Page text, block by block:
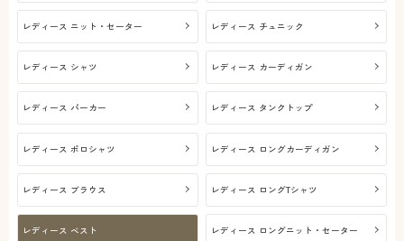
サポート
ご利用ガイド
よくある質問とお問い合わせ
秋 冬
価格
閉じる
レディース ニット・セーター レディース チュニック
レディース シャツ レディース カーディガン
レディース パーカー レディース タンクトップ
レディース ポロシャツ レディース ロングカーディガン
レディース ブラウス レディース ロングTシャツ
レディース ベスト レディース ロングニット・セーター